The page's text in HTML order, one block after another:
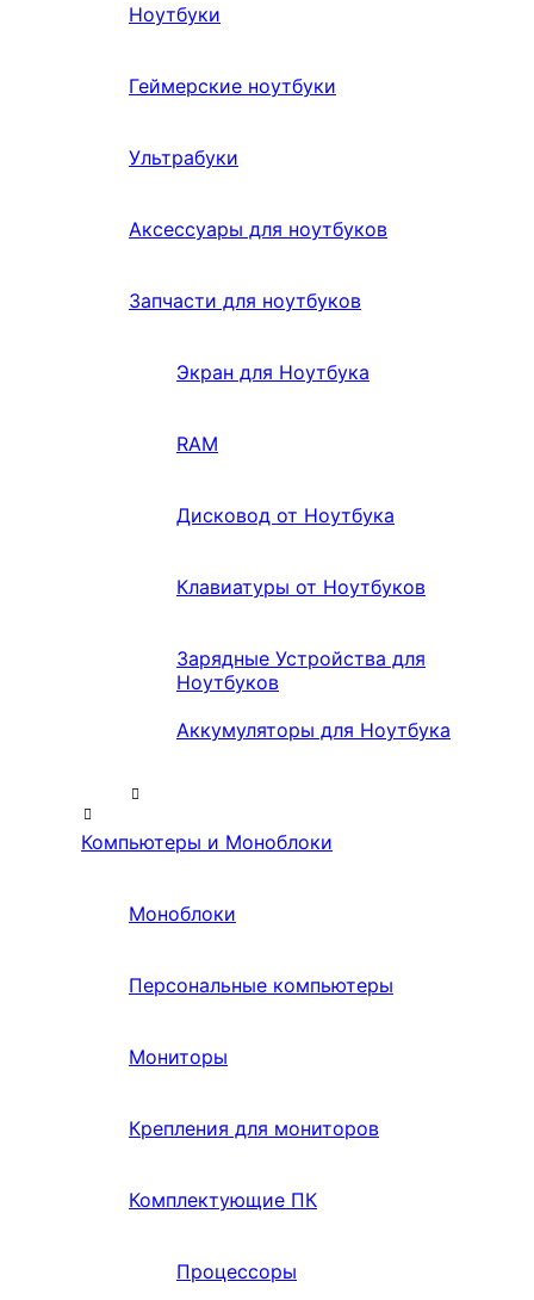
Ноутбуки
Геймерские ноутбуки
Ультрабуки
Аксессуары для ноутбуков
Запчасти для ноутбуков
Экран для Ноутбука
RAM
Дисковод от Ноутбука
Клавиатуры от Ноутбуков
Зарядные Устройства для
Ноутбуков
Аккумуляторы для Ноутбука
Компьютеры и Моноблоки
Моноблоки
Персональные компьютеры
Мониторы
Крепления для мониторов
Комплектующие ПК
Процессоры